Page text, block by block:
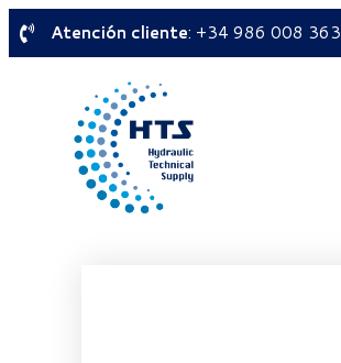
Atención cliente: +34 986 008 363